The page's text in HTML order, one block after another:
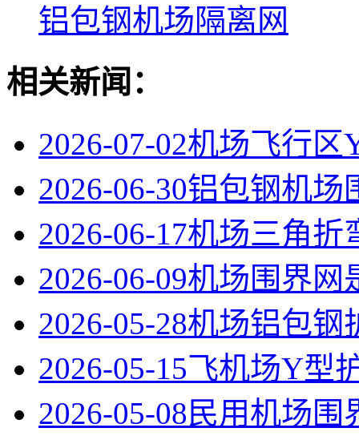
铝包钢机场隔离网
相关新闻：
2026-07-02机场飞行区
2026-06-30铝包钢机场
2026-06-17机场三角折
2026-06-09机场围界网
2026-05-28机场铝包钢
2026-05-15飞机场Y型
2026-05-08 民用机场围